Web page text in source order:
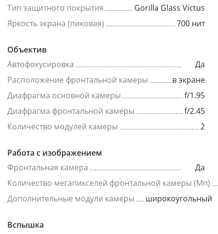
Тип защитного покрытия
Gorilla Glass Victus
Яркость экрана (пиковая)
700 нит
Объектив
Автофокусировка
Да
Расположение фронтальной камеры
в экране
Диафрагма основной камеры
f/1.95
Диафрагма фронтальной камеры
f/2.45
Количество модулей камеры
2
Работа с изображением
Фронтальная камера
Да
Количество мегапикселей фронтальной камеры (Мп)
Дополнительные модули камеры
широкоугольный
Вспышка